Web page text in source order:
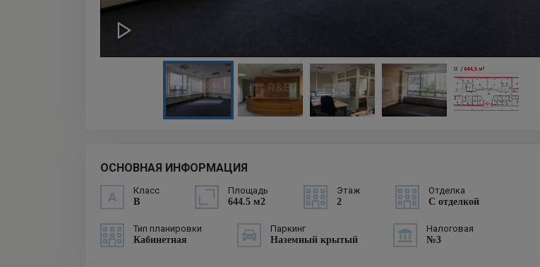
ОСНОВНАЯ ИНФОРМАЦИЯ
Класс
B
Площадь
644.5 м2
Этаж
2
Отделка
С отделкой
Тип планировки
Кабинетная
Паркинг
Наземный крытый
Налоговая
№3